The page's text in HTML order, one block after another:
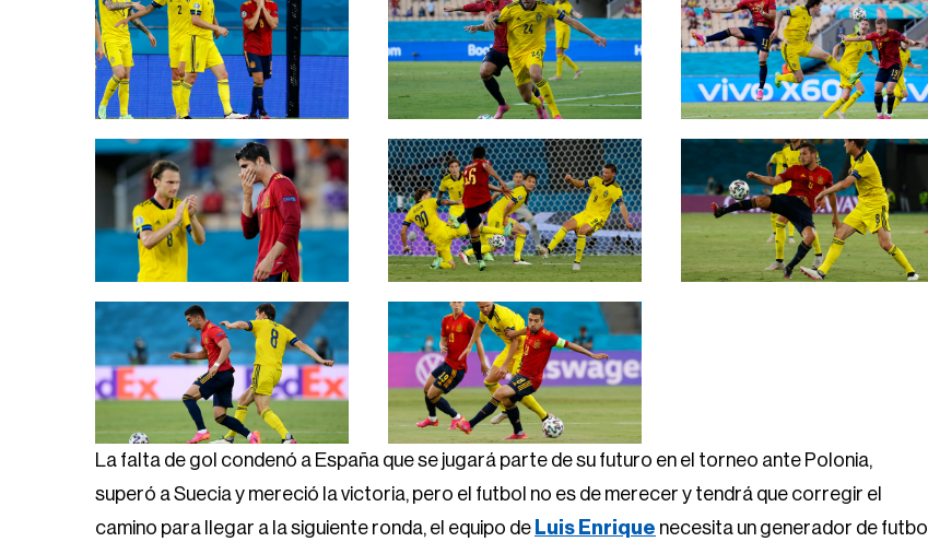
La falta de gol condenó a España que se jugará parte de su futuro en el torneo ante Polonia,
superó a Suecia y mereció la victoria, pero el futbol no es de merecer y tendrá que corregir el
camino para llegar a la siguiente ronda, el equipo de Luis Enrique necesita un generador de futbol